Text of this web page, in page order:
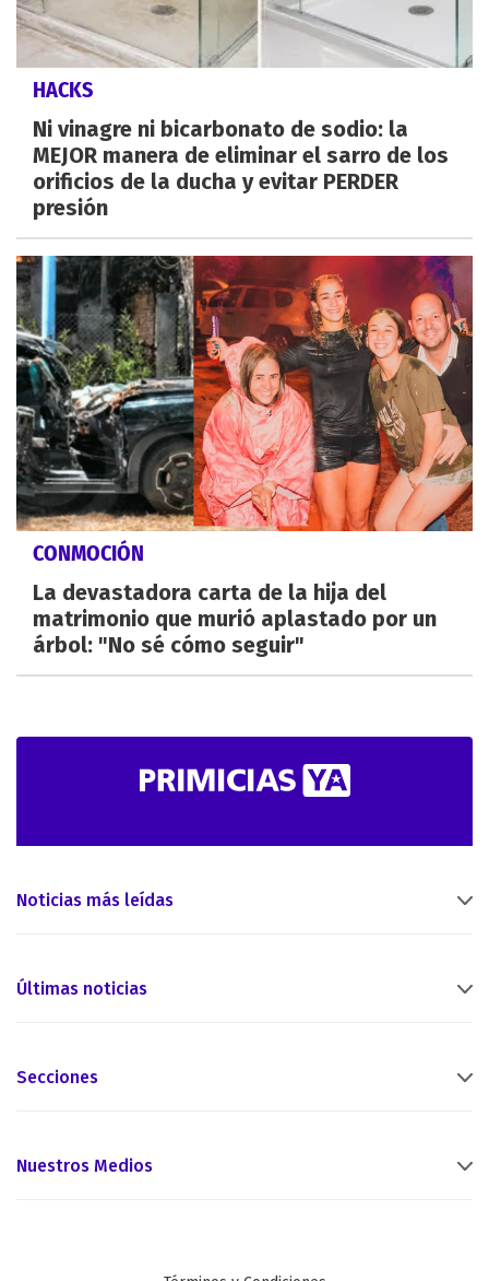
HACKS
Ni vinagre ni bicarbonato de sodio: la
MEJOR manera de eliminar el sarro de los
orificios de la ducha y evitar PERDER
presión
CONMOCIÓN
La devastadora carta de la hija del
matrimonio que murió aplastado por un
árbol: "No sé cómo seguir"
Noticias más leídas
Últimas noticias
Secciones
Nuestros Medios